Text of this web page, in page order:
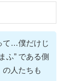
て…僕だけじ
ふ” である側
の人たちも